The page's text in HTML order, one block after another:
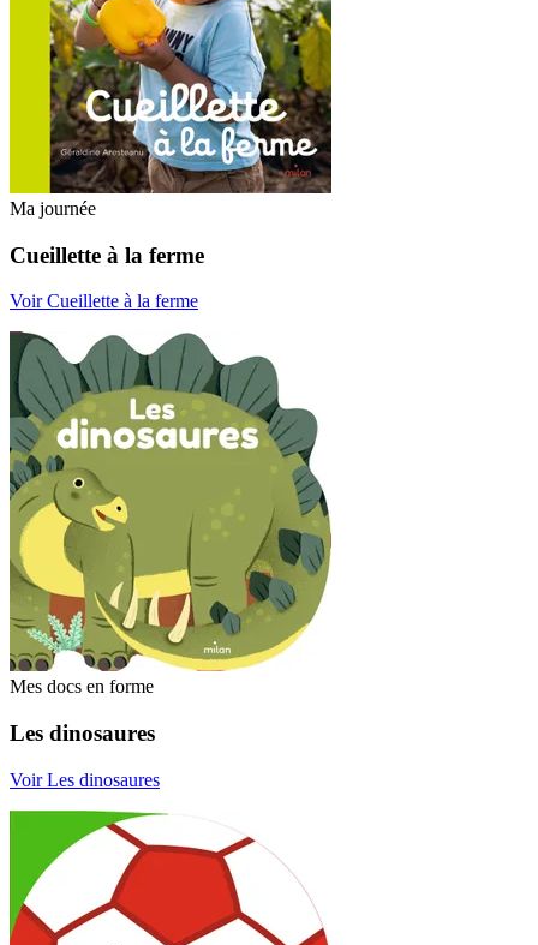
Ma journée
Cueillette à la ferme
Voir Cueillette à la ferme
Mes docs en forme
Les dinosaures
Voir Les dinosaures